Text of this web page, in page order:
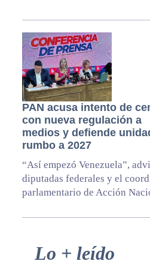
PAN acusa intento de
con nueva regulación a
medios y defiende
rumbo a 2027
“Así empezó Venezuela”,
diputadas federales y el
parlamentario de Acción
Primary
Lo + leído